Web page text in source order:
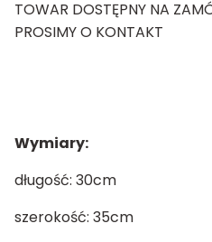
TOWAR DOSTĘPNY NA
PROSIMY O KONTAKT
Wymiary:
długość: 30cm
szerokość: 35cm